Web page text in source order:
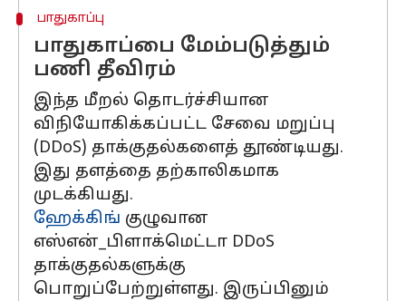
பாதுகாப்பு
பாதுகாப்பை மேம்படுத்தும்
பணி தீவிரம்
இந்த மீறல் தொடர்ச்சியான
விநியோகிக்கப்பட்ட சேவை மறுப்பு
(DDoS) தாக்குதல்களைத் தூண்டியது.
இது தளத்தை தற்காலிகமாக
முடக்கியது.
ஹேக்கிங் குழுவான
எஸ்என்_பிளாக்மெட்டா DDoS
தாக்குதல்களுக்கு
பொறுப்பேற்றுள்ளது. இருப்பினும்